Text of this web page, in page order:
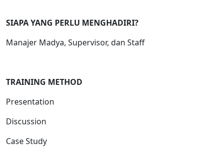
SIAPA YANG PERLU MENGHADIRI?
Manajer Madya, Supervisor, dan Staff
TRAINING METHOD
Presentation
Discussion
Case Study